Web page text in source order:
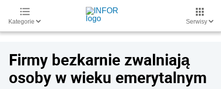
Kategorie Serwisy
Firmy bezkarnie zwalniają
osoby w wieku emerytalnym